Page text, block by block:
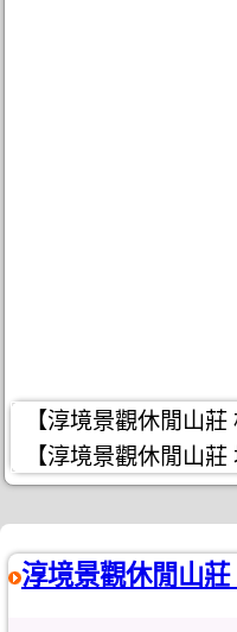
【淳境景觀休閒山莊
【淳境景觀休閒山莊
淳境景觀休閒山